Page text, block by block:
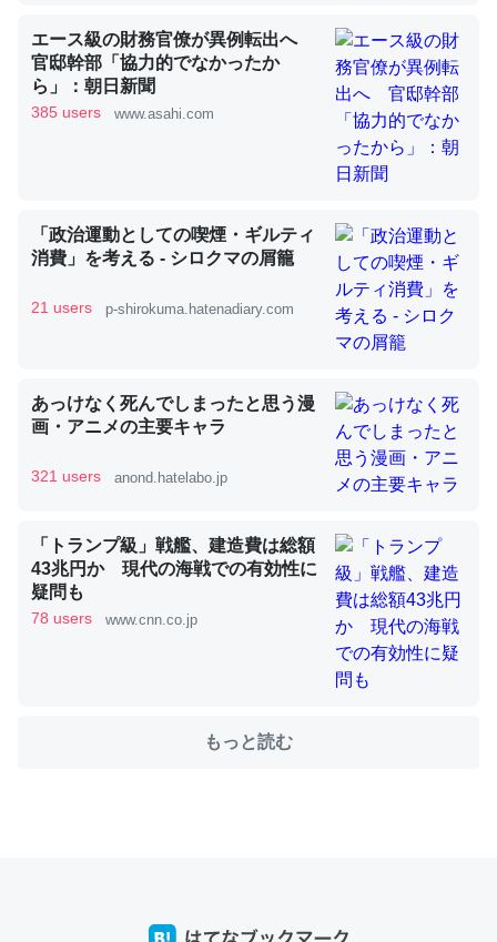
コオロギのカルシウム分はエビの600分の1程度。
─ニュース :: 【研究発表】昆虫学の大問題＝「昆虫はなぜ海にいな
いのか」に関する新仮説
論文では「淡水はカルシウムも酸素も不足してて両方に不
利だから両方が拮抗してるのでは」とあって面白い。海に
いる鋏角類（カブトガニ・ウミグモ）はカルシウムを使わ
ずキチンを強化してる筈だが、酵素が違うのか？
─ニュース :: 【研究発表】昆虫学の大問題＝「昆虫はなぜ海にいな
これを元に考えるとカルシウムを大量に使う脊椎動物と貝
ジになったり努力してるし。
─ニュース :: 【研究発表】昆虫学の大問題＝「昆虫はなぜ海にいな
いのか」に関する新仮説
ウチもEchoを実家に置いて４年。でたまに覗いてる。ぼ
エース級の財務官僚が異例転出へ
官邸幹部「協力的でなかったか
ら」：朝日新聞
385 users www.asahi.com
「政治運動としての喫煙・ギルティ
消費」を考える - シロクマの屑籠
21 users p-shirokuma.hatenadiary.com
あっけなく死んでしまったと思う漫
画・アニメの主要キャラ
321 users anond.hatelabo.jp
「トランプ級」戦艦、建造費は総額
43兆円か 現代の海戦での有効性に
疑問も
78 users www.cnn.co.jp
もっと読む